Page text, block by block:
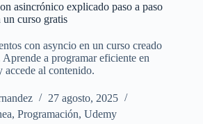
asincrónico explicado paso a paso
un curso gratis
con asyncio en un curso creado
a programar eficiente en
accede al contenido.
27 agosto, 2025
,Programación,Udemy